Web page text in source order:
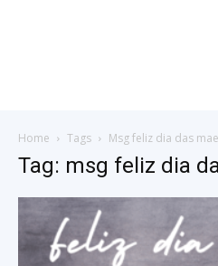
Home Tags Msg feliz dia das
Tag: msg feliz dia